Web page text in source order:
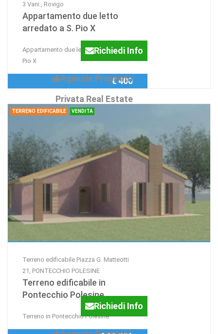
3 Vani , Rovigo
Appartamento due letto
arredato a S. Pio X
Appartamento due letto arredato a S.
Pio X
Richiedi Info
Agenzia:Proprietà
Privata Real Estate
€ 400
TERRENO EDIFICABILE VENDITA
Terreno edificabile Piazza G. Matteotti
21, PONTECCHIO POLESINE
Terreno edificabile in
Pontecchio Polesine
Terreno in Pontecchio Polesine
Richiedi Info